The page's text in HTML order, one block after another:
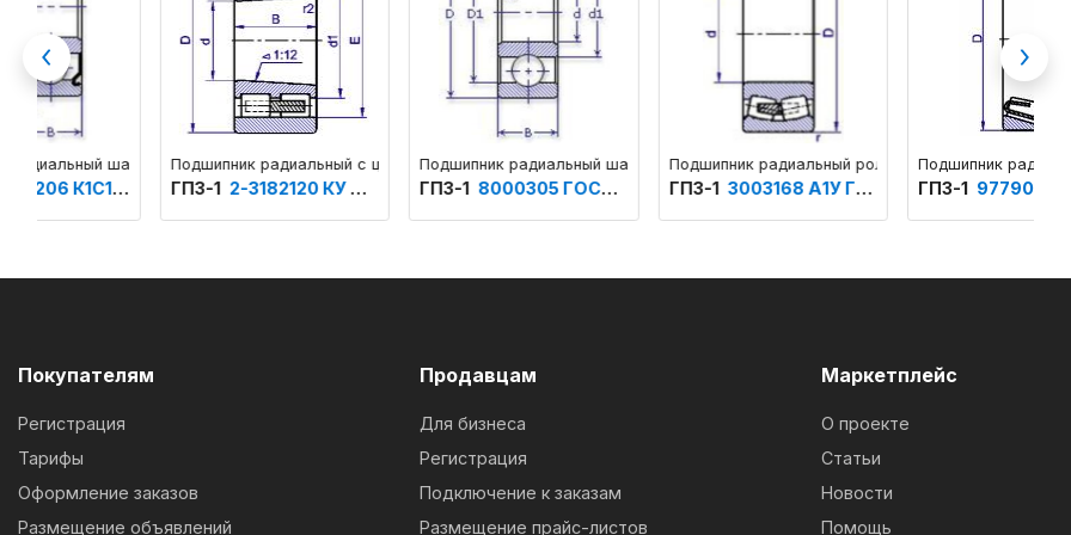
Подшипник радиальный с цилиндрическими роликами двухрядный с безбортовым наружным кольцом с коническим посадочным
ГПЗ-1 2-3182120 КУ ТУ 37.006.107
Подшипник радиальный шариковый однорядный основного конструктивного исполнения
ГПЗ-1 8000305 ГОСТ 520
Подшипник радиальный роликовый сферический двухрядный
ГПЗ-1 3003168 А1У ГОСТ 520
Подшипник радиально-упорный с
ГПЗ-1 977909 ЕТУ ВНИПП.500
Previous Next
Покупателям
Регистрация
Тарифы
Оформление заказов
Размещение объявлений
Продавцам
Для бизнеса
Регистрация
Подключение к заказам
Размещение прайс-листов
Маркетплейс
О проекте
Статьи
Новости
Помощь